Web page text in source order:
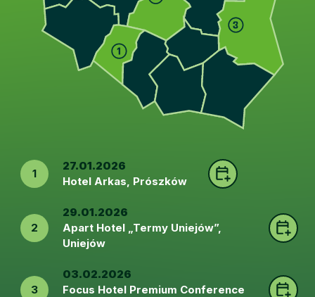
1
27.01.2026
Hotel Arkas, Prószków
2
29.01.2026
Apart Hotel „Termy Uniejów”,
Uniejów
3
03.02.2026
Focus Hotel Premium Conference